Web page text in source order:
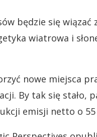
będzie się wiązać
wiatrowa i
nowe miejsca
By tak się stało,
emisji netto o